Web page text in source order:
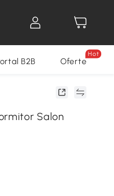
Decoratiuni Sarbatori
B2B Oferte
Hot
Salon